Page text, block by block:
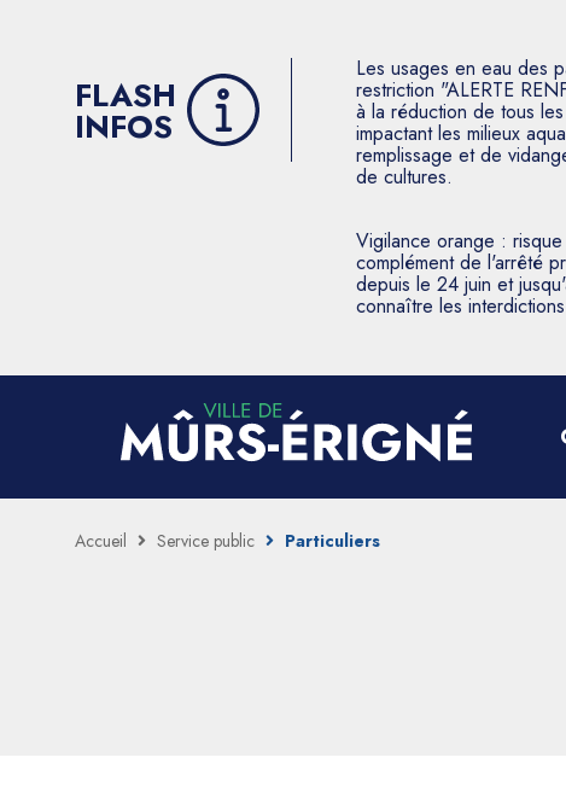
FLASH
INFOS
Les usages en eau des
restriction "ALERTE
à la réduction de tous
impactant les milieux
remplissage et de
de cultures.
Vigilance orange :
complément de l'arrêté
depuis le 24 juin et
connaître les
Accueil Service public Particuliers